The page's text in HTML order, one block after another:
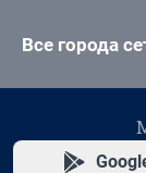
Все города